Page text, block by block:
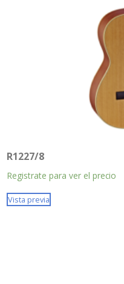
R1227/8
Registrate para ver el precio
Vista previa